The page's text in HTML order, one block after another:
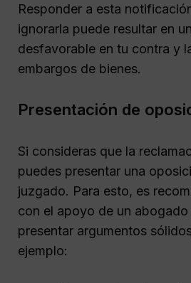
Responder a esta
ignorarla puede resultar en
desfavorable en tu contra y
embargos de bienes.
Presentación de
Si consideras que la
puedes presentar una
juzgado. Para esto, es
con el apoyo de un abogado
presentar argumentos
ejemplo: